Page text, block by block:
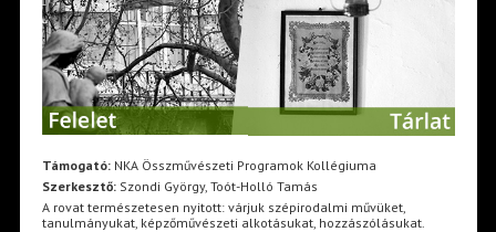
Támogató:NKA Összművészeti Programok Kollégiuma
Szerkesztő:Szondi György, Toót-Holló Tamás
A rovat természetesen nyitott: várjuk szépirodalmi művüket,
tanulmányukat, képzőművészeti alkotásukat, hozzászólásukat.